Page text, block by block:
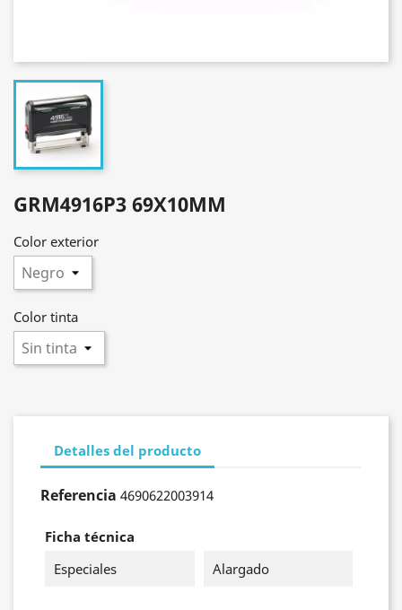
GRM4916P3 69X10MM
Color exterior
Color tinta
Detalles del producto
Referencia 4690622003914
Ficha técnica
Especiales
Alargado